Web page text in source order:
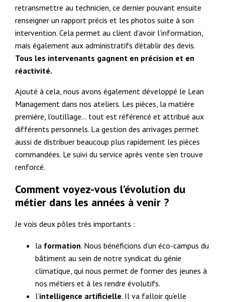
retransmettre au technicien, ce dernier pouvant ensuite
renseigner un rapport précis et les photos suite à son
intervention. Cela permet au client d’avoir l’information,
mais également aux administratifs d’établir des devis.
Tous les intervenants gagnent en précision et en
réactivité.
Ajouté à cela, nous avons également développé le Lean
Management dans nos ateliers. Les pièces, la matière
première, l’outillage… tout est référencé et attribué aux
différents personnels. La gestion des arrivages permet
aussi de distribuer beaucoup plus rapidement les pièces
commandées. Le suivi du service après vente s’en trouve
renforcé.
Comment voyez-vous l’évolution du
métier dans les années à venir ?
Je vois deux pôles très importants :
la formation. Nous bénéficions d’un éco-campus du
bâtiment au sein de notre syndicat du génie
climatique, qui nous permet de former des jeunes à
nos métiers et à les rendre évolutifs.
l’intelligence artificielle. Il va falloir qu’elle